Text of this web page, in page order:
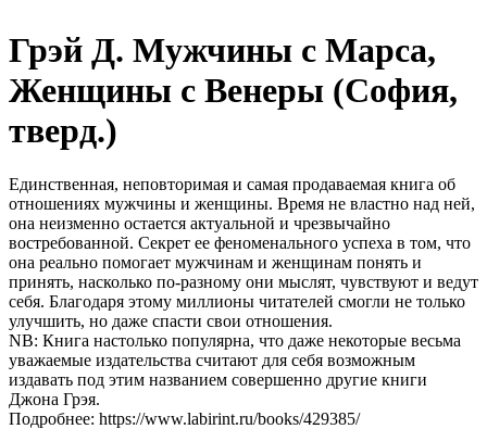
Грэй Д. Мужчины с Марса,
Женщины с Венеры (София,
тверд.)
Единственная, неповторимая и самая продаваемая книга об
отношениях мужчины и женщины. Время не властно над ней,
она неизменно остается актуальной и чрезвычайно
востребованной. Секрет ее феноменального успеха в том, что
она реально помогает мужчинам и женщинам понять и
принять, насколько по-разному они мыслят, чувствуют и ведут
себя. Благодаря этому миллионы читателей смогли не только
улучшить, но даже спасти свои отношения.
NB: Книга настолько популярна, что даже некоторые весьма
уважаемые издательства считают для себя возможным
издавать под этим названием совершенно другие книги
Джона Грэя.
Подробнее: https://www.labirint.ru/books/429385/